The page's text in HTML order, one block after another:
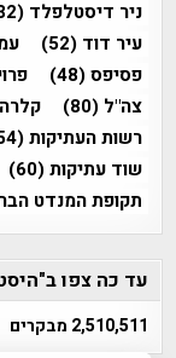
ניר דיסטלפלד (32)
עיר דוד (52)
פסיפס(48)
צה"ל (80)
רשות העתיקות(354)
שוד עתיקות(60)
תקופת המנדט
עד כה צפו
2,510,511 מבקרים